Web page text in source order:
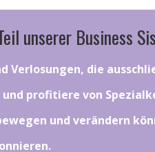
unserer Business
Verlosungen, die
und profitiere von
und verändern